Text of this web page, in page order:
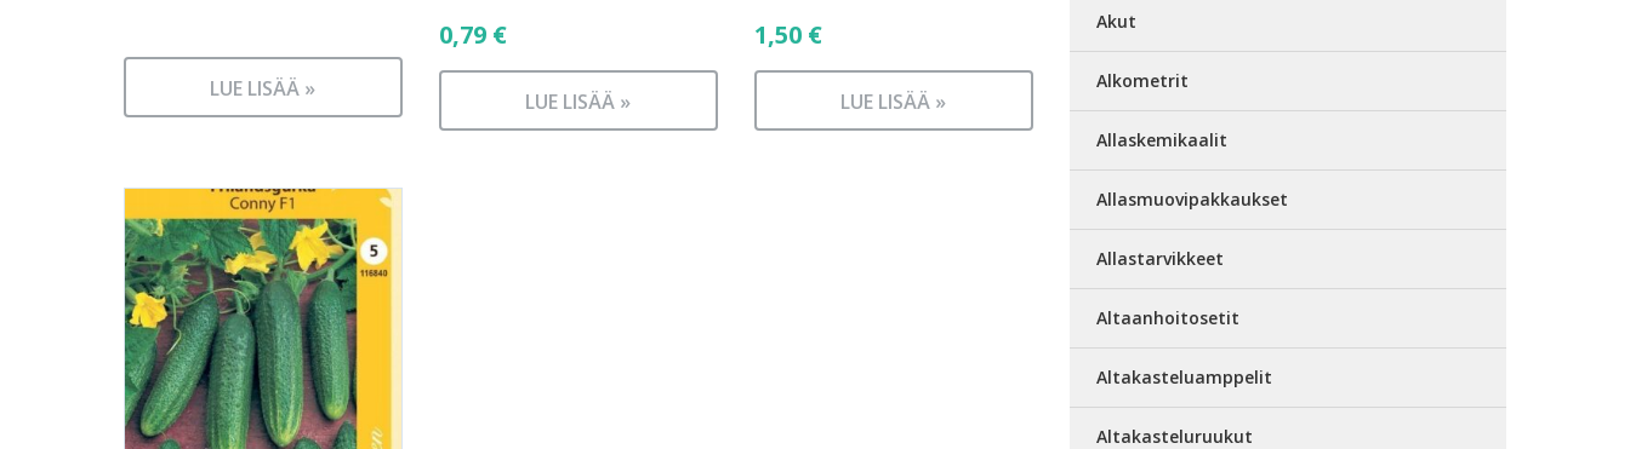
LUE LISÄÄ »
0,79 €
LUE LISÄÄ »
1,50 €
LUE LISÄÄ »
Akut
Alkometrit
Allaskemikaalit
Allasmuovipakkaukset
Allastarvikkeet
Altaanhoitosetit
Altakasteluamppelit
Altakasteluruukut